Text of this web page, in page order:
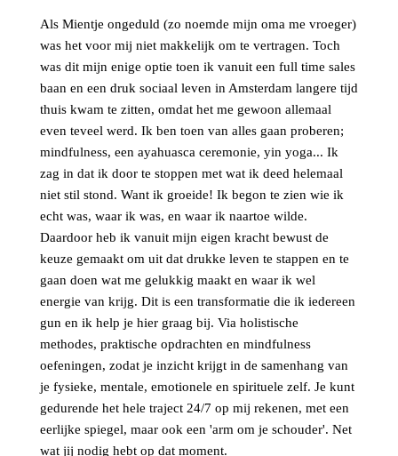
Als Mientje ongeduld (zo noemde mijn oma me vroeger)
was het voor mij niet makkelijk om te vertragen. Toch
was dit mijn enige optie toen ik vanuit een full time sales
baan en een druk sociaal leven in Amsterdam langere tijd
thuis kwam te zitten, omdat het me gewoon allemaal
even teveel werd. Ik ben toen van alles gaan proberen;
mindfulness, een ayahuasca ceremonie, yin yoga... Ik
zag in dat ik door te stoppen met wat ik deed helemaal
niet stil stond. Want ik groeide! Ik begon te zien wie ik
echt was, waar ik was, en waar ik naartoe wilde.
Daardoor heb ik vanuit mijn eigen kracht bewust de
keuze gemaakt om uit dat drukke leven te stappen en te
gaan doen wat me gelukkig maakt en waar ik wel
energie van krijg. Dit is een transformatie die ik iedereen
gun en ik help je hier graag bij. Via holistische
methodes, praktische opdrachten en mindfulness
oefeningen, zodat je inzicht krijgt in de samenhang van
je fysieke, mentale, emotionele en spirituele zelf. Je kunt
gedurende het hele traject 24/7 op mij rekenen, met een
eerlijke spiegel, maar ook een 'arm om je schouder'. Net
wat jij nodig hebt op dat moment.